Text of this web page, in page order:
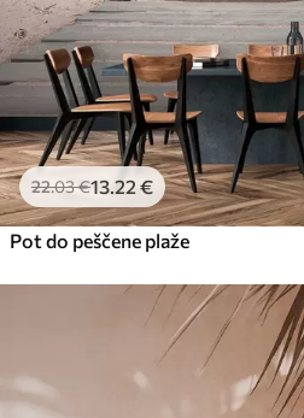
22.03€13 .22 €
Pot do peščene plaže